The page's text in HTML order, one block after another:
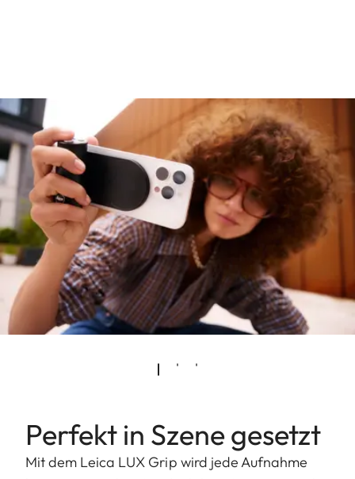
Perfekt in Szene gesetzt
Mit dem Leica LUX Grip wird jede Aufnahme